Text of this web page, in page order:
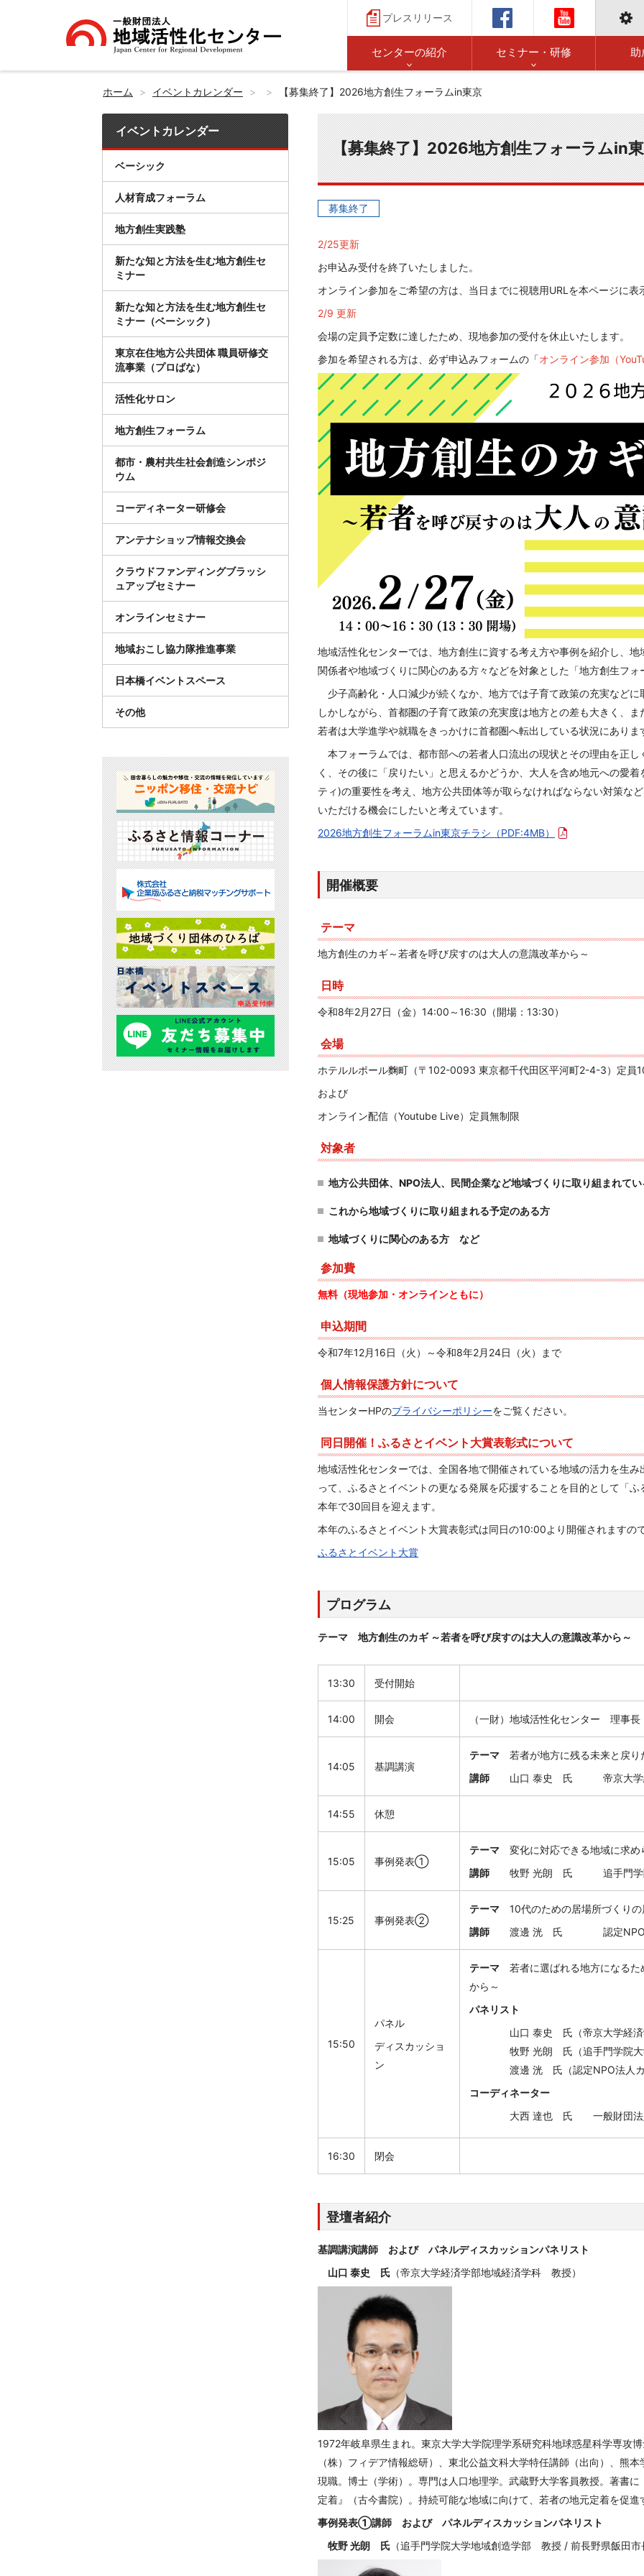
プレスリリース
センターの紹介 セミナー・研修 助
ホーム イベントカレンダー 【募集終了】2026地方創生フォーラムin東京
【募集終了】2026地方創生フォーラムin
募集終了
2/25更新
お申込み受付を終了いたしました。
オンライン参加をご希望の方は、当日までに視聴用URLを本ページに表
2/9 更新
会場の定員予定数に達したため、現地参加の受付を休止いたします。
参加を希望される方は、必ず申込みフォームの「オンライン参加（
地域活性化センターでは、地方創生に資する考え方や事例を紹介し、
関係者や地域づくりに関心のある方々などを対象とした「地方創生フォ
少子高齢化・人口減少が続くなか、地方では子育て政策の充実などに
しかしながら、首都圏の子育て政策の充実度は地方との差も大きく、
若者は大学進学や就職をきっかけに首都圏へ転出している状況にありま
本フォーラムでは、都市部への若者人口流出の現状とその理由を正
く、その後に「戻りたい」と思えるかどうか、大人を含め地元への愛
ティ)の重要性を考え、地方公共団体等が取らなければならない対策な
いただける機会にしたいと考えています。
2026地方創生フォーラムin東京チラシ （PDF:4MB）
開催概要
テーマ
地方創生のカギ～若者を呼び戻すのは大人の意識改革から～
日時
令和8年2月27日（金）14:00～16:30（開場：13:30）
会場
ホテルルポール麴町（〒 102-0093 東京都千代田区平河町2-4-3）定員
および
オンライン配信（Youtube Live）定員無制限
対象者
地方公共団体、NPO法人、民間企業など地域づくりに取り組まれて
これから地域づくりに取り組まれる予定のある方
地域づくりに関心のある方 など
参加費
無料（現地参加・オンラインともに）
申込期間
令和7年12月16日（火）～令和8年2月24日（火）まで
個人情報保護方針について
当センターHPのプライバシーポリシーをご覧ください。
同日開催！ふるさとイベント大賞表彰式について
地域活性化センターでは、全国各地で開催されている地域の活力を生
って、ふるさとイベントの更なる発展を応援することを目的として「ふ
本年で30回目を迎えます。
本年のふるさとイベント大賞表彰式は同日の10:00より開催されますの
ふるさとイベント大賞
プログラム
テーマ 地方創生のカギ ～若者を呼び戻すのは大人の意識改革から～
13:30 受付開始
14:00 開会 （一財）地域活性化センター 理事
14:05 基調講演
テーマ 若者が地方に残る未来と戻
講師 山口 泰史 氏 帝京大
14:55 休憩
15:05 事例発表①
テーマ変化に対応できる地域に求め
講師牧野 光朗 氏 追手門学院
15:25 事例発表②
テーマ
10代のための居場所づくり
講師渡邊 洸 氏 認定NPO法
15:50
パネル
ディスカッショ
ン
テーマ若者に選ばれる地方になるた
から～
パネリスト
山口 泰史 氏（帝京大学経済学
牧野 光朗 氏（追手門学院大学
渡邊 洸 氏（認定NPO法人カ
コーディネーター
大西 達也 氏 一般財団法
16:30 閉会
登壇者紹介
基調講演講師 および パネルディスカッションパネリスト
山口 泰史 氏（帝京大学経済学部地域経済学科 教授）
1972年岐阜県生まれ。東京大学大学院理学系研究科地球惑星科学専攻
（株）フィデア情報総研）、東北公益文科大学特任講師（出向）、熊
現職。博士（学術）。専門は人口地理学。武蔵野大学客員教授。著書
定着』（古今書院）。持続可能な地域に向けて、若者の地元定着を促進
事例発表①講師 および パネルディスカッションパネリスト
牧野 光朗 氏（追手門学院大学地域創造学部 教授 / 前長野県飯田市
イベントカレンダー
ベーシック
人材育成フォーラム
地方創生実践塾
新たな知と方法を生む地方創生セ
ミナー
新たな知と方法を生む地方創生セ
ミナー（ベーシック）
東京在住地方公共団体 職員研修交
流事業（プロばな）
活性化サロン
地方創生フォーラム
都市・農村共生社会創造シンポジ
ウム
コーディネーター研修会
アンテナショップ情報交換会
クラウドファンディングブラッシ
ュアップセミナー
オンラインセミナー
地域おこし協力隊推進事業
日本橋イベントスペース
その他